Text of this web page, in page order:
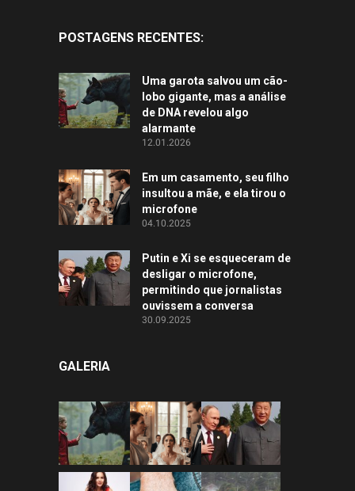
POSTAGENS RECENTES:
Uma garota salvou um cão-
lobo gigante, mas a análise
de DNA revelou algo
alarmante
12.01.2026
Em um casamento, seu filho
insultou a mãe, e ela tirou o
microfone
04.10.2025
Putin e Xi se esqueceram de
desligar o microfone,
permitindo que jornalistas
ouvissem a conversa
30.09.2025
GALERIA